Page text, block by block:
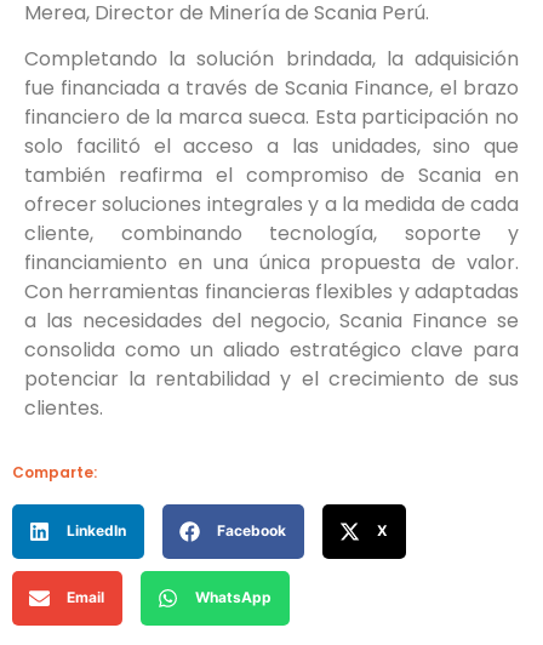
Merea, Director de Minería de Scania Perú.
Completando la solución brindada, la adquisición
fue financiada a través de Scania Finance, el brazo
financiero de la marca sueca. Esta participación no
solo facilitó el acceso a las unidades, sino que
también reafirma el compromiso de Scania en
ofrecer soluciones integrales y a la medida de cada
cliente, combinando tecnología, soporte y
financiamiento en una única propuesta de valor.
Con herramientas financieras flexibles y adaptadas
a las necesidades del negocio, Scania Finance se
consolida como un aliado estratégico clave para
potenciar la rentabilidad y el crecimiento de sus
clientes.
Comparte:
LinkedIn Facebook X
Email WhatsApp